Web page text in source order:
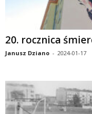
20. rocznica
Janusz Dziano - 2024-01-17